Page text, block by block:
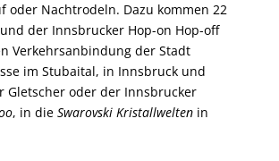
oder Nachtrodeln. Dazu kommen 22
der Innsbrucker Hop-on Hop-off
Verkehrsanbindung der Stadt
im Stubaital, in Innsbruck und
Gletscher oder der Innsbrucker
, in die Swarovski Kristallwelten in